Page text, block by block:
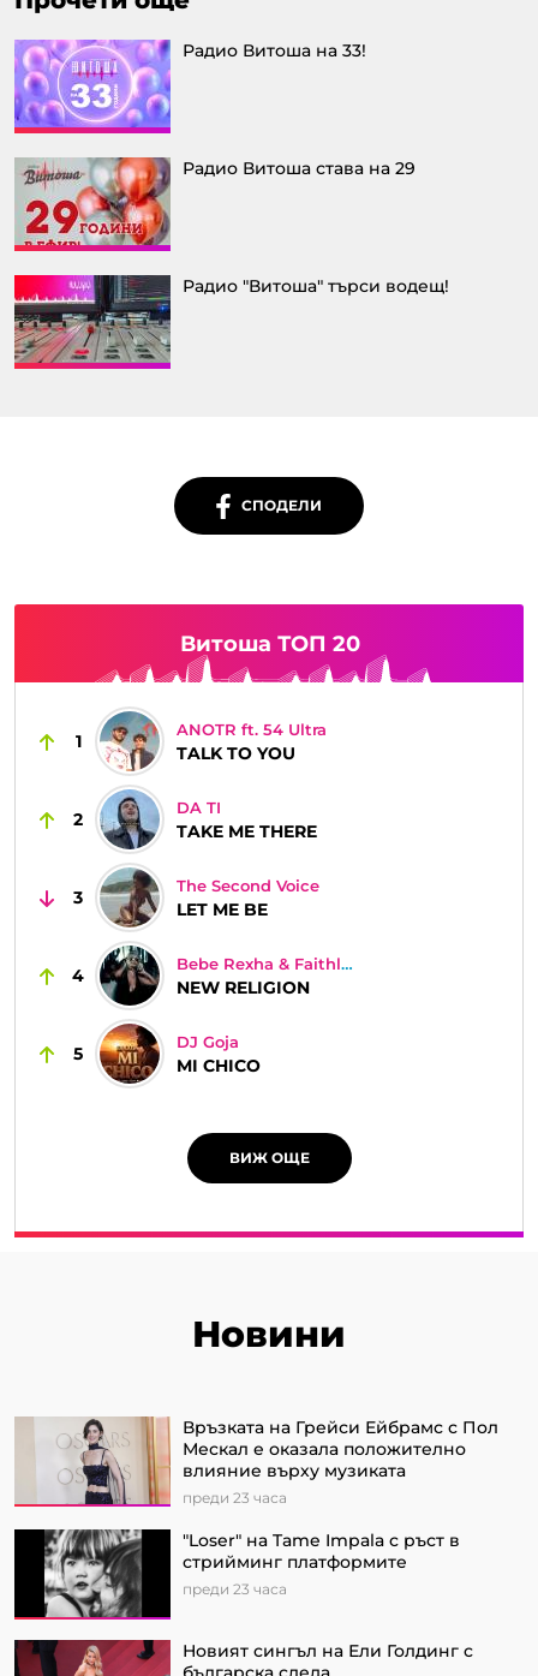
Радио Витоша на 33!
Радио Витоша става на 29
Радио "Витоша" търси водещ!
СПОДЕЛИ
Витоша ТОП 20
1
ANOTR ft. 54 Ultra
TALK TO YOU
2
DA TI
TAKE ME THERE
3
The Second Voice
LET ME BE
4
Bebe Rexha & Faithless
NEW RELIGION
5
DJ Goja
MI CHICO
ВИЖ ОЩЕ
Новини
Връзката на Грейси Ейбрамс с Пол
Мескал е оказала положително
влияние върху музиката
преди 23 часа
"Loser" на Tame Impala с ръст в
стрийминг платформите
преди 23 часа
Новият сингъл на Ели Голдинг с